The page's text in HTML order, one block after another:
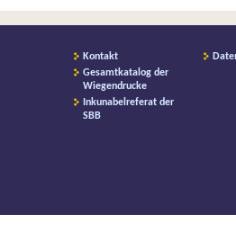
Kontakt
Gesamtkatalog der
Wiegendrucke
Inkunabelreferat der
SBB